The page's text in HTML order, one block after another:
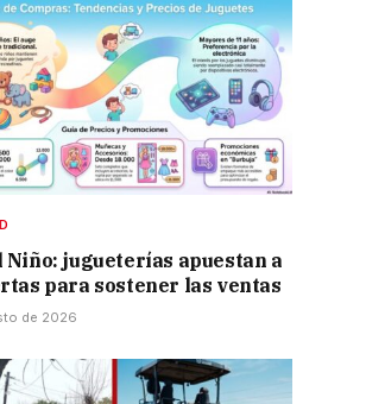
Niño: jugueterías apuestan a
para sostener las ventas
de 2026